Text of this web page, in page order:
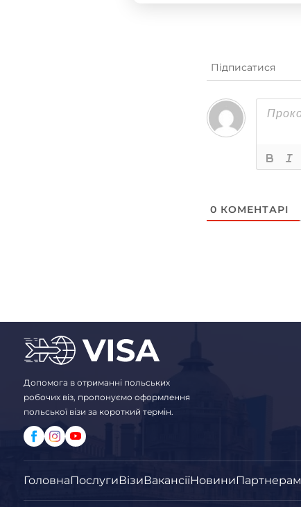
Підписатися
0 КОМЕНТАРІ
Допомога в отриманні польських
робочих віз, пропонуємо оформлення
польської візи за короткий термін.
ГоловнаПослугиВізиВакансіїНовиниПартнерам